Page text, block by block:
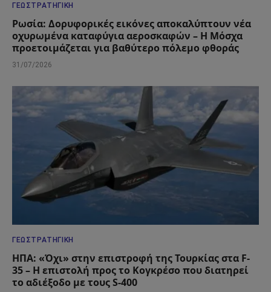
ΓΕΩΣΤΡΑΤΗΓΙΚΉ
Ρωσία: Δορυφορικές εικόνες αποκαλύπτουν νέα
οχυρωμένα καταφύγια αεροσκαφών – Η Μόσχα
προετοιμάζεται για βαθύτερο πόλεμο φθοράς
31/07/2026
ΓΕΩΣΤΡΑΤΗΓΙΚΉ
ΗΠΑ: «Όχι» στην επιστροφή της Τουρκίας στα F-
35 – Η επιστολή προς το Κογκρέσο που διατηρεί
το αδιέξοδο με τους S-400